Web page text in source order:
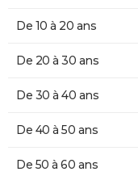
De 10 à 20 ans
De 20 à 30 ans
De 30 à 40 ans
De 40 à 50 ans
De 50 à 60 ans